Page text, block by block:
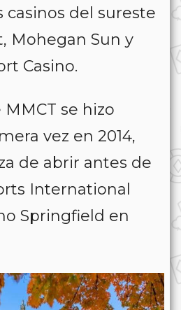
casinos del sureste
Mohegan Sun y
Casino.
se hizo
vez en 2014,
de abrir antes de
International
Springfield en